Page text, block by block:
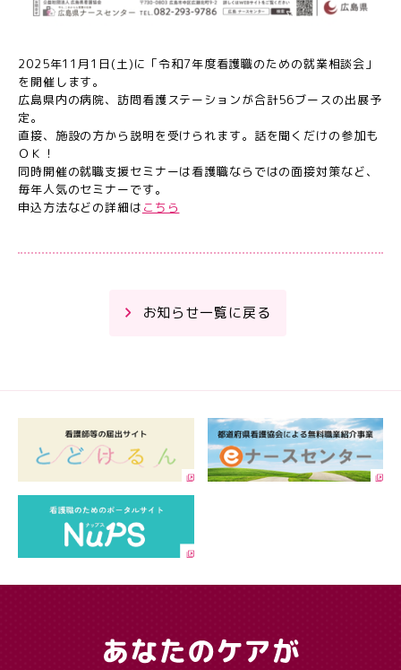
2025年11月1日(土)に「令和7年度看護職のための就業相談会」
を開催します。
広島県内の病院、訪問看護ステーションが合計56ブースの出展予
定。
直接、施設の方から説明を受けられます。話を聞くだけの参加も
ＯＫ！
同時開催の就職支援セミナーは看護職ならではの面接対策など、
毎年人気のセミナーです。
申込方法などの詳細は こちら
お知らせ一覧に戻る